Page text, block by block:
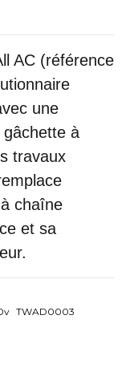
AC (référence
une
à
travaux
chaîne
et sa
TWAD0003